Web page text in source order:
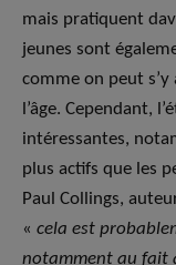
mais pratiquent
jeunes sont
comme on peut
l’âge. Cependant,
intéressantes,
plus actifs que les
Paul Collings,
« cela est
notamment au fait